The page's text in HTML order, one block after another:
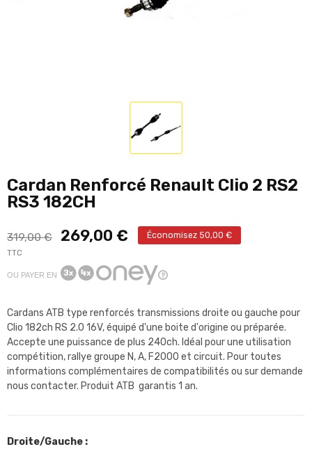
Cardan Renforcé Renault Clio 2 RS2
RS3 182CH
319,00 € 269,00 €
Économisez 50,00 €
TTC
OU PAYER EN
Cardans ATB type renforcés transmissions droite ou gauche pour
Clio 182ch RS 2.0 16V, équipé d'une boite d'origine ou préparée.
Accepte une puissance de plus 240ch. Idéal pour une utilisation
compétition, rallye groupe N, A, F2000 et circuit. Pour toutes
informations complémentaires de compatibilités ou sur demande
nous contacter. Produit ATB garantis 1 an.
Droite/Gauche :